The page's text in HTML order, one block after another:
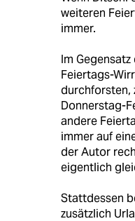
weiteren
immer.
Im
Feiertags-
durchforsten,
Donnerstag-
andere
immer auf
der Autor
eigentlich
Stattdessen
zusätzlich